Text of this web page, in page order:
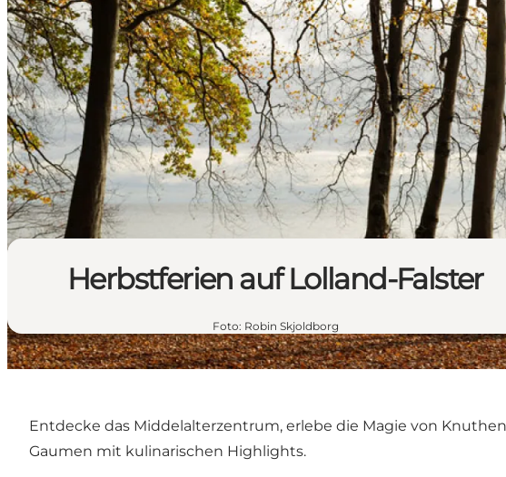
Herbstferien auf Lolland-Falster
Foto: Robin Skjoldborg
Entdecke das Middelalterzentrum, erlebe die Magie von
Gaumen mit kulinarischen Highlights.